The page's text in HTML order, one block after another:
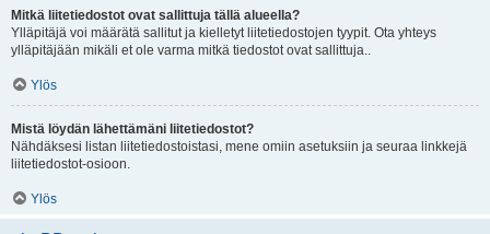
Mitkä liitetiedostot ovat sallittuja tällä alueella?
Ylläpitäjä voi määrätä sallitut ja kielletyt liitetiedostojen tyypit. Ota yhteys
ylläpitäjään mikäli et ole varma mitkä tiedostot ovat sallittuja..
Ylös
Mistä löydän lähettämäni liitetiedostot?
Nähdäksesi listan liitetiedostoistasi, mene omiin asetuksiin ja seuraa linkkejä
liitetiedostot-osioon.
Ylös